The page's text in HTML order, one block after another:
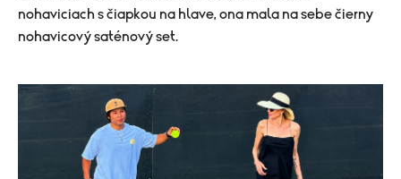
nohaviciach s čiapkou na hlave, ona mala na sebe čierny
nohavicový saténový set.